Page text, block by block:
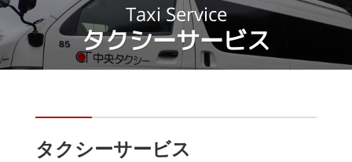
Taxi Service
タクシーサービス
タクシーサービス